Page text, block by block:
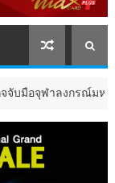
ณ์มหาวิทยาลัยหนุนโ